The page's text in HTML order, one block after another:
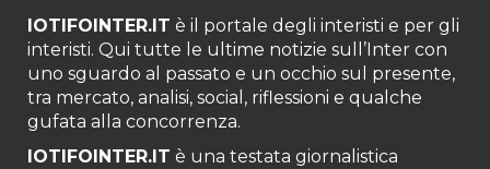
IOTIFOINTER.IT è il portale degli interisti e per gli
interisti. Qui tutte le ultime notizie sull’Inter con
uno sguardo al passato e un occhio sul presente,
tra mercato, analisi, social, riflessioni e qualche
gufata alla concorrenza.
IOTIFOINTER.IT è una testata giornalistica